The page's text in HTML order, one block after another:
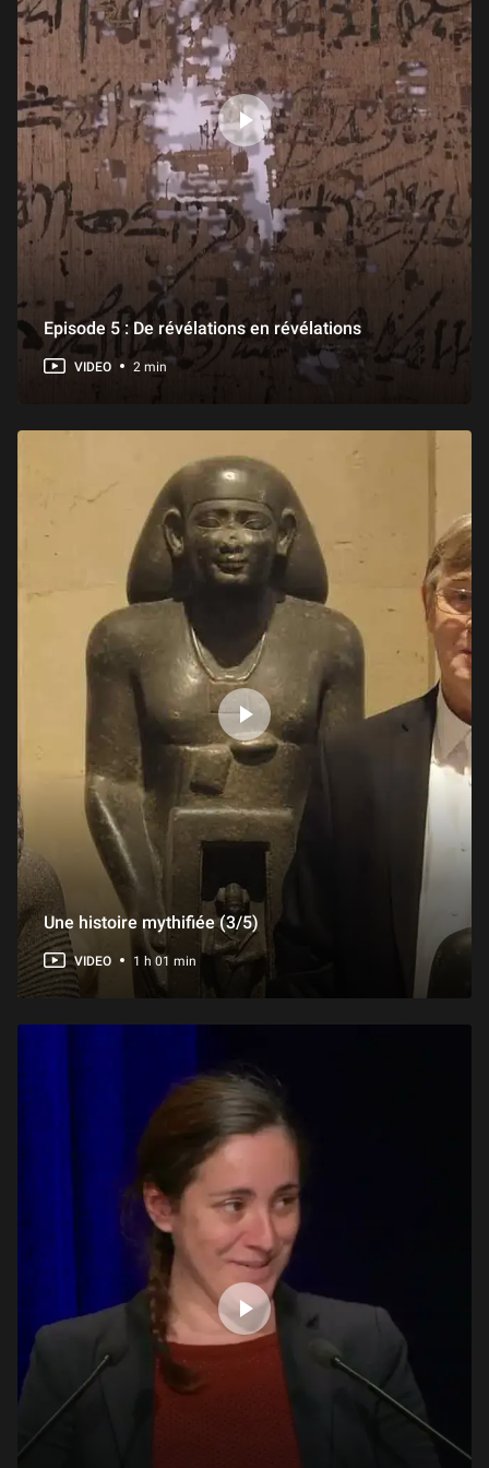
5/27 - Conceptions du signe hiéroglyphique chez Champollion
20 min
6/27 - L’inscription de Behistun, l’autre trilingue et trigraphe
26 min
7/27 - Les débuts des études élamites et le père Scheil
30 min
8/27 - De la redécouverte de Khorsabad et du déchiffrement de l’assyrien à François Thureau-Dangin et au déchiffrement du sumérien
33 min
24 min
10/27 - D’Akhénaton à la princesse Karomama, à la recherche d’un hiéroglyphe inconnu
28 min
11/27 - Quelques fausses pistes dans les déchiffrements des textes cunéiformes
12/27 - Des hiéroglyphes qui fascinent trop : errances renaissantes et baroques
13/27 - Le déchiffrement du linéaire B (mycénien), un déchiffrement par l’analyse interne
29 min
Episode 5 : De révélations en révélations
VIDEO 2 min
Une histoire mythifiée (3/5)
VIDEO 1 h 01 min